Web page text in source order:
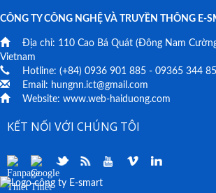
CÔNG TY CÔNG NGHỆ VÀ TRUYỀN THÔNG E-
Địa chỉ: 110 Cao Bá Quát (Đông Nam
Vietnam
Hotline: (+84) 0936 901 885 - 09365 344 85
Email: hungnn.ict@gmail.com
Website: www.web-haiduong.com
KẾT NỐI VỚI CHÚNG TÔI